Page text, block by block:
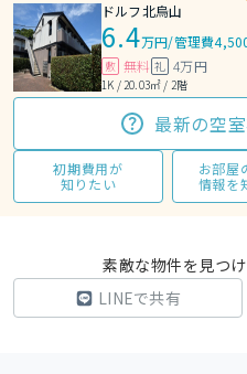
ドルフ北烏山
6.4万円/管理費
敷 無料 礼 4万円
1K / 20.03㎡ / 2階
最新の空
初期費用が
知りたい
お部屋
情報を
素敵な物件を見つ
LINEで共有